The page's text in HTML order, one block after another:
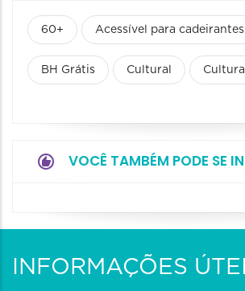
60+ Acessível para cadeirantes
BH Grátis Cultural Cultura
VOCÊ TAMBÉM PODE SE
INFORMAÇÕES